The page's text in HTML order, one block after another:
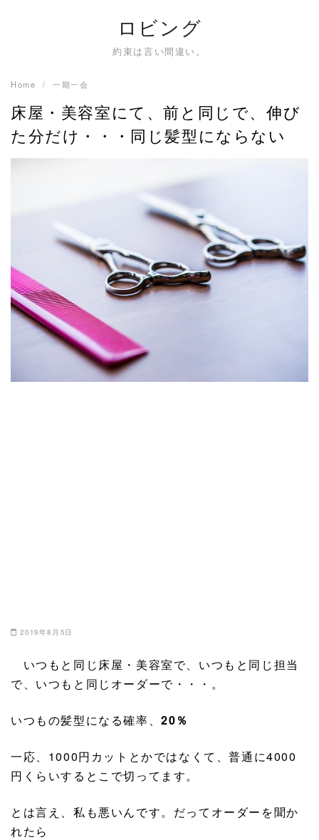
ロビング
約束は言い間違い。
Home 一期一会
床屋・美容室にて、前と同じで、伸び
た分だけ・・・同じ髪型にならない
2019年8月5日
いつもと同じ床屋・美容室で、いつもと同じ担当
で、いつもと同じオーダーで・・・。
いつもの髪型になる確率、20％
一応、1000円カットとかではなくて、普通に4000
円くらいするとこで切ってます。
とは言え、私も悪いんです。だってオーダーを聞か
れたら